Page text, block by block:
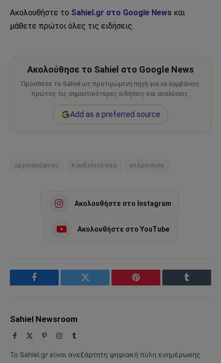
Ακολουθήστε το Sahiel.gr στο Google News και
μάθετε πρώτοι όλες τις ειδήσεις.
Ακολούθησε το Sahiel στο Google News
Πρόσθεσε το Sahiel ως προτιμώμενη πηγή για να λαμβάνεις
πρώτος τις σημαντικότερες ειδήσεις και αναλύσεις.
Add as a preferred source
αεροσκάφους Κανδελιούσσα υπέρπτηση
Ακολουθήστε στο Instagram
Ακολουθήστε στο YouTube
Facebook Twitter Pinterest Tumblr
Sahiel Newsroom
Facebook PinterestInstagram
Tumblr
Το Sahiel.gr είναι ανεξάρτητη ψηφιακή πύλη ενημέρωσης